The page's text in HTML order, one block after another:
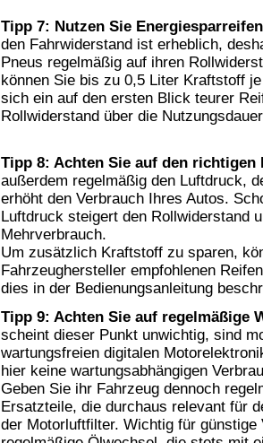
Tipp 7: Nutzen Sie
den Fahrwiderstand ist erheblich,
Pneus regelmäßig auf ihren
können Sie bis zu 0,5 Liter Kraftstoff
sich ein auf den ersten Blick teurer
Rollwiderstand über die
Tipp 8: Achten Sie auf den
außerdem regelmäßig den Luftdruck,
erhöht den Verbrauch Ihres Autos.
Luftdruck steigert den Rollwiderstand
Mehrverbrauch.
Um zusätzlich Kraftstoff zu sparen,
Fahrzeughersteller empfohlenen
dies in der Bedienungsanleitung
Tipp 9: Achten Sie auf regelmäßige
scheint dieser Punkt unwichtig, sind
wartungsfreien digitalen
hier keine wartungsabhängigen
Geben Sie ihr Fahrzeug dennoch
Ersatzteile, die durchaus relevant für
der Motorluftfilter. Wichtig für günstige